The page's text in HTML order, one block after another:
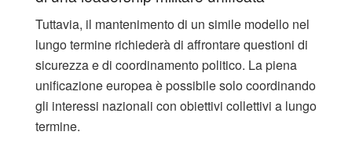
Tuttavia, il mantenimento di un simile modello nel
lungo termine richiederà di affrontare questioni di
sicurezza e di coordinamento politico. La piena
unificazione europea è possibile solo coordinando
gli interessi nazionali con obiettivi collettivi a lungo
termine.